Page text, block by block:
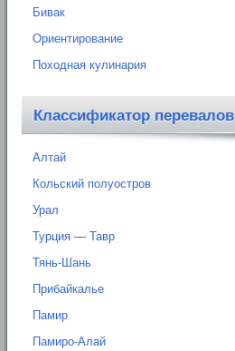
Бивак
Ориентирование
Походная кулинария
Классификатор перевалов
Алтай
Кольский полуостров
Урал
Турция — Тавр
Тянь-Шань
Прибайкалье
Памир
Памиро-Алай